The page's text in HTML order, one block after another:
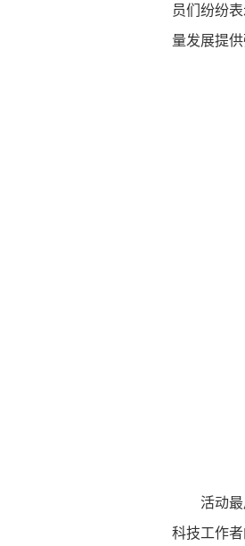
员们纷纷
量发展提
活动
科技工作